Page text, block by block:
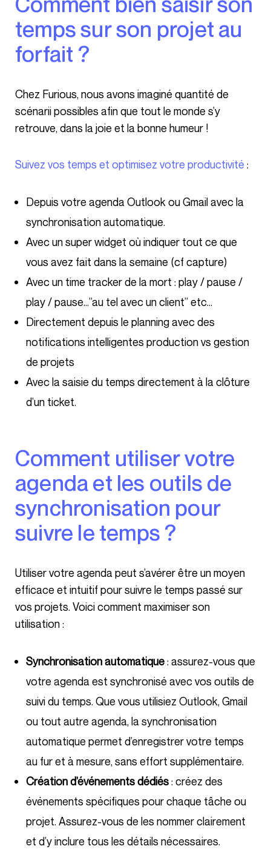
temps sur son projet au
forfait ?
Chez Furious, nous avons imaginé quantité de
scénarii possibles afin que tout le monde s’y
retrouve, dans la joie et la bonne humeur !
Suivez vos temps et optimisez votre productivité :
Depuis votre agenda Outlook ou Gmail avec la
synchronisation automatique.
Avec un super widget où indiquer tout ce que
vous avez fait dans la semaine (cf capture)
Avec un time tracker de la mort : play / pause /
play / pause…”au tel avec un client” etc…
Directement depuis le planning avec des
notifications intelligentes production vs gestion
de projets
Avec la saisie du temps directement à la clôture
d’un ticket.
Comment utiliser votre
agenda et les outils de
synchronisation pour
suivre le temps ?
Utiliser votre agenda peut s’avérer être un moyen
efficace et intuitif pour suivre le temps passé sur
vos projets. Voici comment maximiser son
utilisation :
Synchronisation automatique: assurez-vous que
votre agenda est synchronisé avec vos outils de
suivi du temps. Que vous utilisiez Outlook, Gmail
ou tout autre agenda, la synchronisation
automatique permet d’enregistrer votre temps
au fur et à mesure, sans effort supplémentaire.
Création d’événements dédiés: créez des
événements spécifiques pour chaque tâche ou
projet. Assurez-vous de les nommer clairement
et d’y inclure tous les détails nécessaires.